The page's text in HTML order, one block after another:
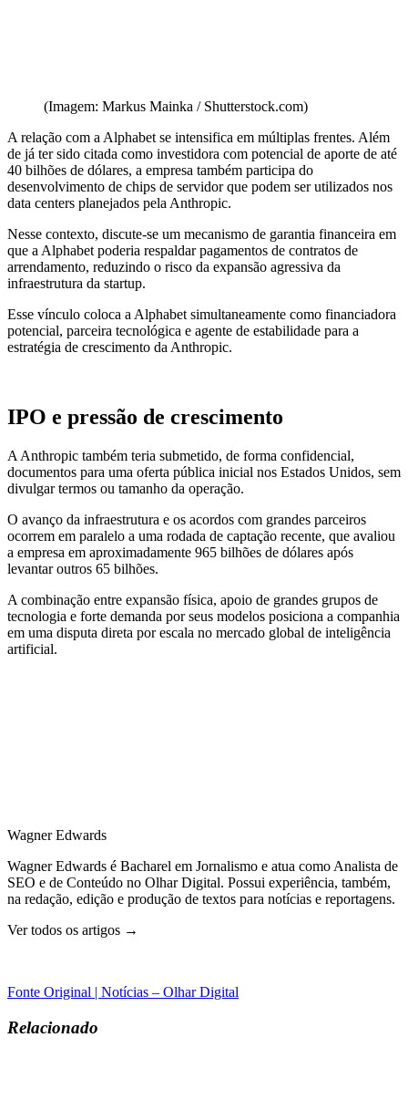
(Imagem: Markus Mainka / Shutterstock.com)
A relação com a Alphabet se intensifica em múltiplas frentes. Além
de já ter sido citada como investidora com potencial de aporte de até
40 bilhões de dólares, a empresa também participa do
desenvolvimento de chips de servidor que podem ser utilizados nos
data centers planejados pela Anthropic.
Nesse contexto, discute-se um mecanismo de garantia financeira em
que a Alphabet poderia respaldar pagamentos de contratos de
arrendamento, reduzindo o risco da expansão agressiva da
infraestrutura da startup.
Esse vínculo coloca a Alphabet simultaneamente como financiadora
potencial, parceira tecnológica e agente de estabilidade para a
estratégia de crescimento da Anthropic.
IPO e pressão de crescimento
A Anthropic também teria submetido, de forma confidencial,
documentos para uma oferta pública inicial nos Estados Unidos, sem
divulgar termos ou tamanho da operação.
O avanço da infraestrutura e os acordos com grandes parceiros
ocorrem em paralelo a uma rodada de captação recente, que avaliou
a empresa em aproximadamente 965 bilhões de dólares após
levantar outros 65 bilhões.
A combinação entre expansão física, apoio de grandes grupos de
tecnologia e forte demanda por seus modelos posiciona a companhia
em uma disputa direta por escala no mercado global de inteligência
artificial.
Wagner Edwards
Wagner Edwards é Bacharel em Jornalismo e atua como Analista de
SEO e de Conteúdo no Olhar Digital. Possui experiência, também,
na redação, edição e produção de textos para notícias e reportagens.
Ver todos os artigos →
Fonte Original | Notícias – Olhar Digital
Relacionado